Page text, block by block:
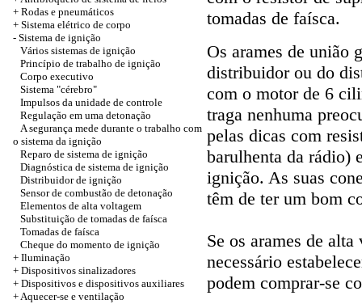
+ Rodas e pneumáticos
+ Sistema elétrico de corpo
- Sistema de ignição
Vários sistemas de ignição
Princípio de trabalho de ignição
Corpo executivo
Sistema "cérebro"
Impulsos da unidade de controle
Regulação em uma detonação
A segurança mede durante o trabalho com
o sistema da ignição
Reparo de sistema de ignição
Diagnóstica de sistema de ignição
Distribuidor de ignição
Sensor de combustão de detonação
Elementos de alta voltagem
Substituição de tomadas de faísca
Tomadas de faísca
Cheque do momento de ignição
+ Iluminação
+ Dispositivos sinalizadores
+ Dispositivos e dispositivos auxiliares
+Aquecer-se e ventilação
tomadas de faísca.
Os arames de união
distribuidor ou do
com o motor de 6
traga nenhuma
pelas dicas com
barulhenta da rádio)
ignição. As suas
têm de ter um bom
Se os arames de
necessário
podem comprar-se